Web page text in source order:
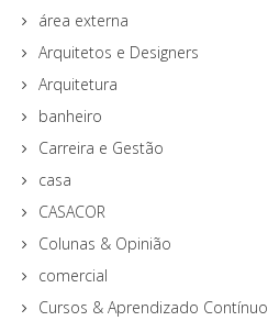
área externa
Arquitetos e Designers
Arquitetura
banheiro
Carreira e Gestão
casa
CASACOR
Colunas & Opinião
comercial
Cursos & Aprendizado Contínuo